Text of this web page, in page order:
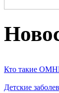
Кто такие
Детские